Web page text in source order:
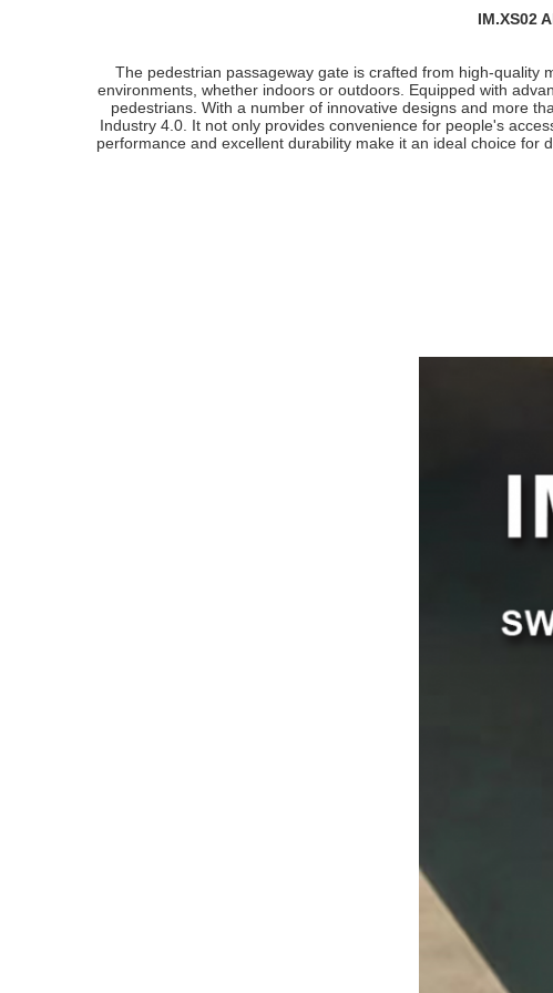
IM.XS02
The pedestrian passageway gate is crafted from high-quality
environments, whether indoors or outdoors. Equipped with
pedestrians. With a number of innovative designs and more
Industry 4.0. It not only provides convenience for people's
performance and excellent durability make it an ideal choice